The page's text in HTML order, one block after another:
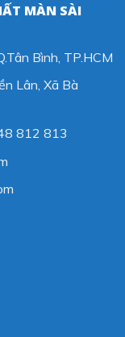
MÀN SÀI
Bình, TP.HCM
Lân, Xã Bà
812 813